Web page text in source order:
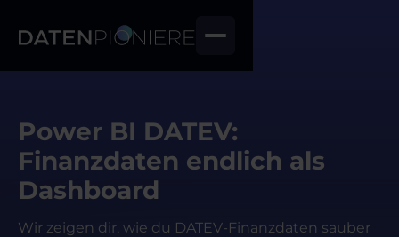
Power BI DATEV:
Finanzdaten endlich als
Dashboard
Wir zeigen dir, wie du DATEV-Finanzdaten sauber